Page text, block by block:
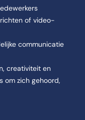
of video-
communicatie
creativiteit en
om zich gehoord,